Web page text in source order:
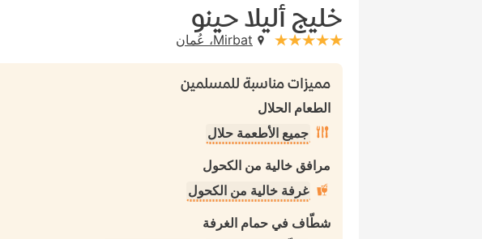
خليج أليلا حينو
stars: 5Mirbat، عُمان
مميزات مناسبة للمسلمين
الطعام الحلال
جميع الأطعمة حلال
مرافق خالية من الكحول
غرفة خالية من الكحول
شطّاف في حمام الغرفة